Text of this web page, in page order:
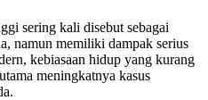
sering kali disebut sebagai
namun memiliki dampak serius
kebiasaan hidup yang kurang
meningkatnya kasus